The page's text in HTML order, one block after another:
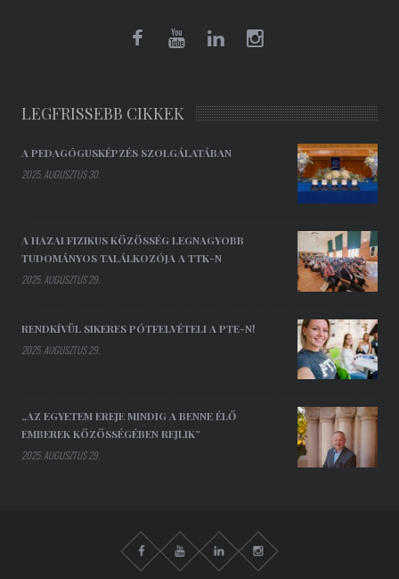
LEGFRISSEBB CIKKEK
A PEDAGÓGUSKÉPZÉS SZOLGÁLATÁBAN
2025. AUGUSZTUS 30.
A HAZAI FIZIKUS KÖZÖSSÉG LEGNAGYOBB
TUDOMÁNYOS TALÁLKOZÓJA A TTK-N
2025. AUGUSZTUS 29.
RENDKÍVÜL SIKERES PÓTFELVÉTELI A PTE-N!
2025. AUGUSZTUS 29.
„AZ EGYETEM EREJE MINDIG A BENNE ÉLŐ
EMBEREK KÖZÖSSÉGÉBEN REJLIK”
2025. AUGUSZTUS 29.